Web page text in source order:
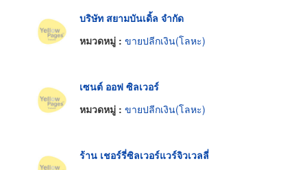
บริษัท สยามบันเดิ้ล จำกัด
หมวดหมู่ : ขายปลีกเงิน(โลหะ)
เซนต์ ออฟ ซิลเวอร์
หมวดหมู่ : ขายปลีกเงิน(โลหะ)
ร้าน เชอร์รี่ซิลเวอร์แวร์จิวเวลลี่